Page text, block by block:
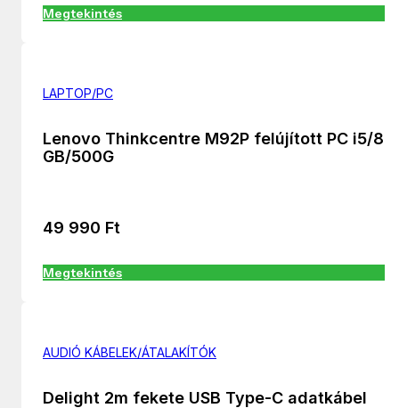
Megtekintés
LAPTOP/PC
Lenovo Thinkcentre M92P felújított PC i5/8
GB/500G
49 990 Ft
Megtekintés
AUDIÓ KÁBELEK/ÁTALAKÍTÓK
Delight 2m fekete USB Type-C adatkábel